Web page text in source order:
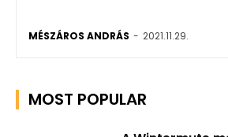
MÉSZÁROS ANDRÁS - 2021.11.29.
MOST POPULAR